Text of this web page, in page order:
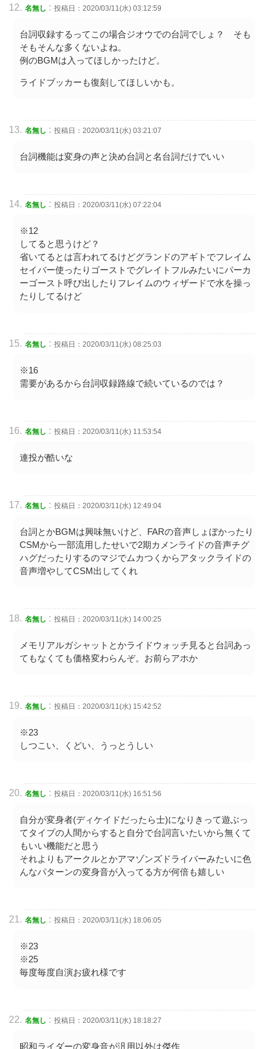
名無し : 投稿日：2020/03/11(水) 03:12:59
台詞収録するってこの場合ジオウでの台詞でしょ？ そも
そもそんな多くないよね。
例のBGMは入ってほしかったけど。
ライドブッカーも復刻してほしいかも。
名無し : 投稿日：2020/03/11(水) 03:21:07
台詞機能は変身の声と決め台詞と名台詞だけでいい
名無し : 投稿日：2020/03/11(水) 07:22:04
※12
してると思うけど？
省いてるとは言われてるけどグランドのアギトでフレイム
セイバー使ったりゴーストでグレイトフルみたいにパーカ
ーゴースト呼び出したりフレイムのウィザードで水を操っ
たりしてるけど
名無し : 投稿日：2020/03/11(水) 08:25:03
※16
需要があるから台詞収録路線で続いているのでは？
名無し : 投稿日：2020/03/11(水) 11:53:54
連投が酷いな
名無し : 投稿日：2020/03/11(水) 12:49:04
台詞とかBGMは興味無いけど、FARの音声しょぼかったり
CSMから一部流用したせいで2期カメンライドの音声チグ
ハグだったりするのマジでムカつくからアタックライドの
音声増やしてCSM出してくれ
名無し : 投稿日：2020/03/11(水) 14:00:25
メモリアルガシャットとかライドウォッチ見ると台詞あっ
てもなくても価格変わらんぞ。お前らアホか
名無し : 投稿日：2020/03/11(水) 15:42:52
※23
しつこい、くどい、うっとうしい
名無し : 投稿日：2020/03/11(水) 16:51:56
自分が変身者(ディケイドだったら士)になりきって遊ぶっ
てタイプの人間からすると自分で台詞言いたいから無くて
もいい機能だと思う
それよりもアークルとかアマゾンズドライバーみたいに色
んなパターンの変身音が入ってる方が何倍も嬉しい
名無し : 投稿日：2020/03/11(水) 18:06:05
※23
※25
毎度毎度自演お疲れ様です
名無し : 投稿日：2020/03/11(水) 18:18:27
昭和ライダーの変身音が汎用以外は傑作